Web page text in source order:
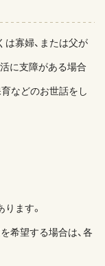
は寡婦、または父が
に支障がある場合
などのお世話をし
ます。
希望する場合は、各